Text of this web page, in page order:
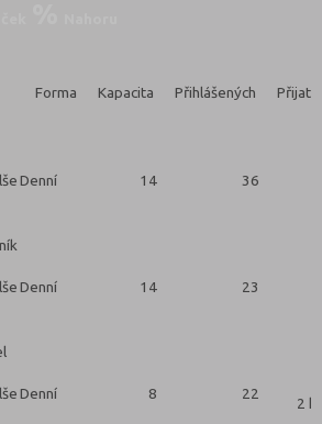
Forma Kapacita Přihlášených
Denní 14 36
Denní 14 23
Denní 8 22
2